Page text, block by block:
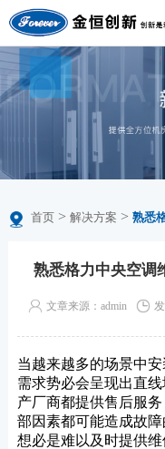
首页> 解决方案 > 熟悉
熟悉格力中央空调
文章来源：admin
当越来越多的场景中
需求势必会呈现出直
产厂商都提供售后服
部因素都可能造成故
想必是难以及时提供